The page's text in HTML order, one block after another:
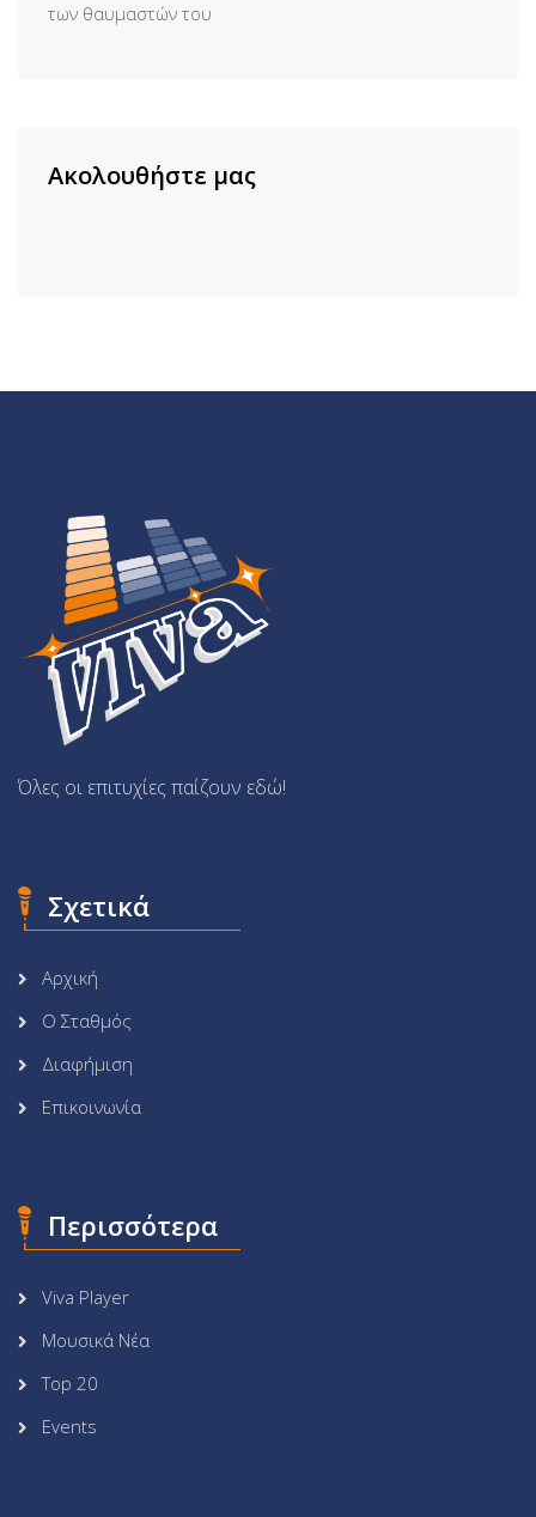
των θαυμαστών του
Ακολουθήστε μας
Όλες οι επιτυχίες παίζουν εδώ!
Σχετικά
Αρχική
Ο Σταθμός
Διαφήμιση
Επικοινωνία
Περισσότερα
Viva Player
Μουσικά Νέα
Top 20
Events